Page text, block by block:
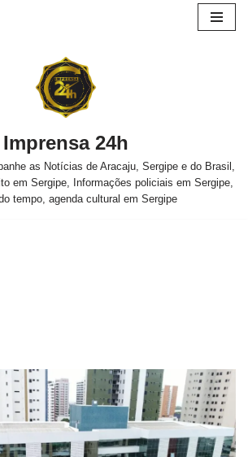
Imprensa 24h
as Notícias de Aracaju, Sergipe e do Brasil,
em Sergipe, Informações policiais em Sergipe,
tempo, agenda cultural em Sergipe